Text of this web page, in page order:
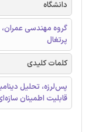
دانشگاه
گروه مهندسی عمران،
پرتغال
کلمات کلیدی
پس‌لرزه، تحلیل
قابلیت اطمینان